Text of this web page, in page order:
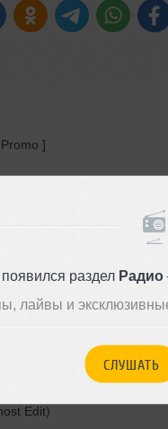
раздел Радио
лайвы и
СЛУШАТЬ
]
[FlipCube Rec. Promo]
Edit)